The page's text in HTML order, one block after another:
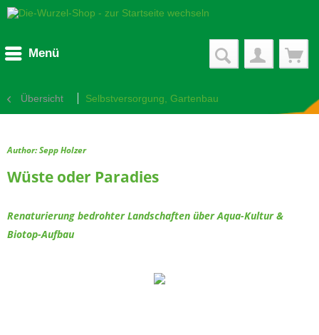
Menü
Übersicht Selbstversorgung, Gartenbau
Author: Sepp Holzer
Wüste oder Paradies
Renaturierung bedrohter Landschaften über Aqua-Kultur &
Biotop-Aufbau